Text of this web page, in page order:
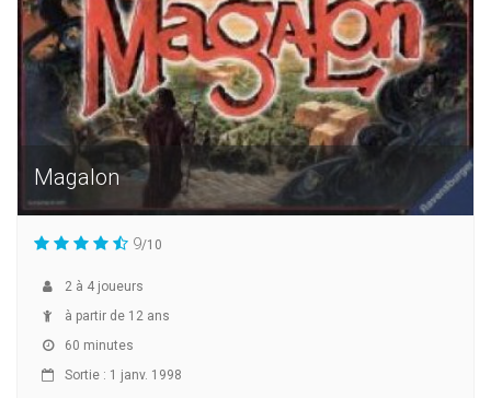
Magalon
9/10
2 à 4 joueurs
à partir de 12 ans
60 minutes
Sortie : 1 janv. 1998